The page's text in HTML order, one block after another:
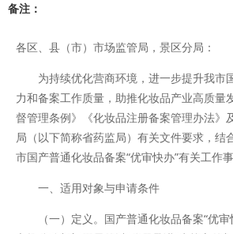
备注：
各区、县（市）市场监管局，景区分局：
为持续优化营商环境，进一步提升我市
力和备案工作质量，助推化妆品产业高质量
督管理条例》《化妆品注册备案管理办法》
局（以下简称省药监局）有关文件要求，结
市国产普通化妆品备案“优审快办”有关工作
一、适用对象与申请条件
（一）定义。国产普通化妆品备案“优